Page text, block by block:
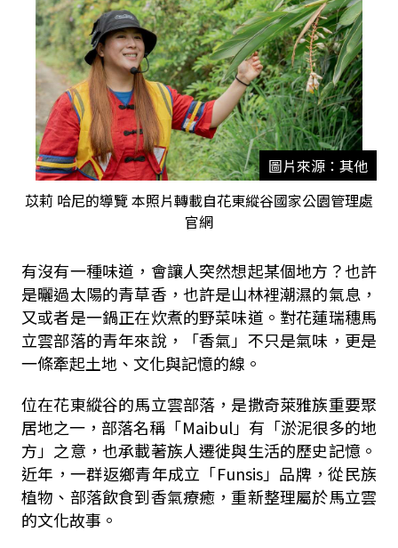
圖片來源：其他
苡莉 哈尼的導覽 本照片轉載自花東縱谷國家公園管理處
官網
有沒有一種味道，會讓人突然想起某個地方？也許
是曬過太陽的青草香，也許是山林裡潮濕的氣息，
又或者是一鍋正在炊煮的野菜味道。對花蓮瑞穗馬
立雲部落的青年來說，「香氣」不只是氣味，更是
一條牽起土地、文化與記憶的線。
位在花東縱谷的馬立雲部落，是撒奇萊雅族重要聚
居地之一，部落名稱「Maibul」有「淤泥很多的地
方」之意，也承載著族人遷徙與生活的歷史記憶。
近年，一群返鄉青年成立「Funsis」品牌，從民族
植物、部落飲食到香氣療癒，重新整理屬於馬立雲
的文化故事。